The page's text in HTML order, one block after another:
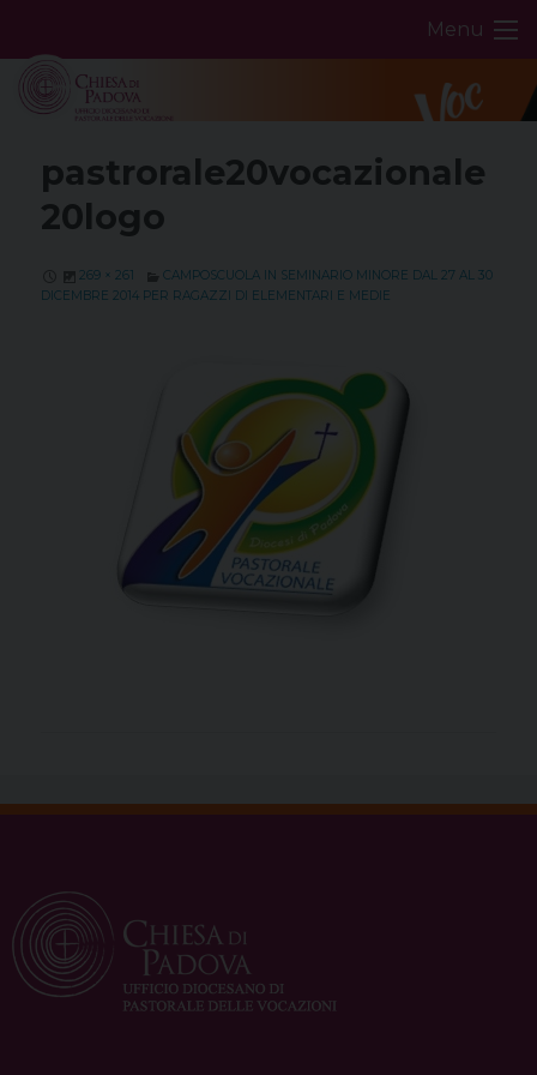
content
Menu
pastrorale20vocazionale
20logo
269 × 261
CAMPOSCUOLA IN SEMINARIO MINORE DAL 27 AL 30
DICEMBRE 2014 PER RAGAZZI DI ELEMENTARI E MEDIE